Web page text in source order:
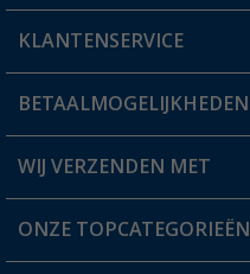
Mijn account
Status bestelling
Verlanglijstje
KLANTENSERVICE
FAQ & Contact
Verzendinformatie
Catalogus
BETAALMOGELIJKHEDEN
WIJ VERZENDEN MET
ONZE TOPCATEGORIEËN